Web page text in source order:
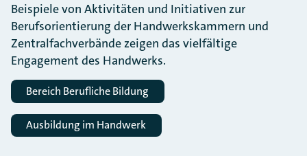
Beispiele von Aktivitäten und Initiativen zur
Berufsorientierung der Handwerkskammern und
Zentralfachverbände zeigen das vielfältige
Engagement des Handwerks.
Bereich Berufliche Bildung
Ausbildung im Handwerk